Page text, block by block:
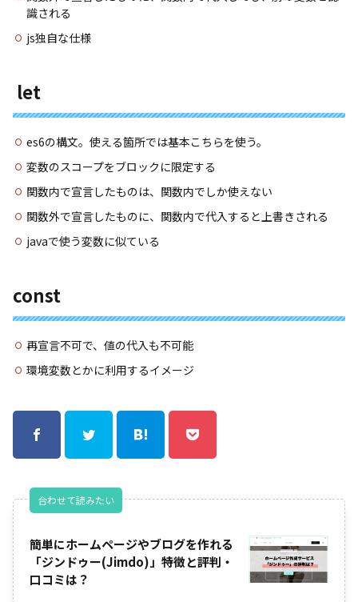
識される
js独自な仕様
let
es6の構文。使える箇所では基本こちらを使う。
変数のスコープをブロックに限定する
関数内で宣言したものは、関数内でしか使えない
関数外で宣言したものに、関数内で代入すると上書きされる
javaで使う変数に似ている
const
再宣言不可で、値の代入も不可能
環境変数とかに利用するイメージ
合わせて読みたい
簡単にホームページやブログを作れる
「ジンドゥー(Jimdo)」特徴と評判・
口コミは？